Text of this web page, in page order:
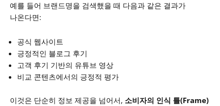
예를 들어 브랜드명을 검색했을 때 다음과 같은 결과가
나온다면:
공식 웹사이트
긍정적인 블로그 후기
고객 후기 기반의 유튜브 영상
비교 콘텐츠에서의 긍정적 평가
이것은 단순히 정보 제공을 넘어서, 소비자의 인식 틀(Frame)